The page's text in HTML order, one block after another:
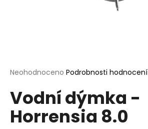
Průměrné
produktu
je
0,0
Neohodnoceno Podrobnosti hodnocení
Vodní dýmka -
Horrensia 8.0
HLEDAT